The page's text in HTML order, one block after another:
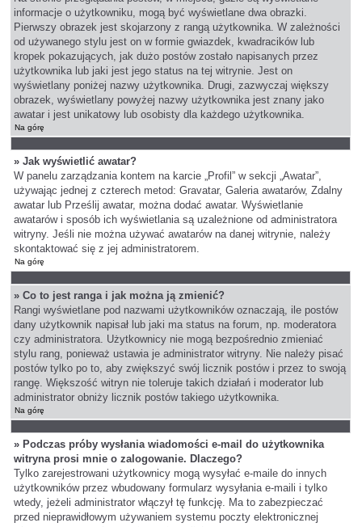
informacje o użytkowniku, mogą być wyświetlane dwa obrazki.
Pierwszy obrazek jest skojarzony z rangą użytkownika. W zależności
od używanego stylu jest on w formie gwiazdek, kwadracików lub
kropek pokazujących, jak dużo postów zostało napisanych przez
użytkownika lub jaki jest jego status na tej witrynie. Jest on
wyświetlany poniżej nazwy użytkownika. Drugi, zazwyczaj większy
obrazek, wyświetlany powyżej nazwy użytkownika jest znany jako
awatar i jest unikatowy lub osobisty dla każdego użytkownika.
Na górę
» Jak wyświetlić awatar?
W panelu zarządzania kontem na karcie „Profil” w sekcji „Awatar”,
używając jednej z czterech metod: Gravatar, Galeria awatarów, Zdalny
awatar lub Prześlij awatar, można dodać awatar. Wyświetlanie
awatarów i sposób ich wyświetlania są uzależnione od administratora
witryny. Jeśli nie można używać awatarów na danej witrynie, należy
skontaktować się z jej administratorem.
Na górę
» Co to jest ranga i jak można ją zmienić?
Rangi wyświetlane pod nazwami użytkowników oznaczają, ile postów
dany użytkownik napisał lub jaki ma status na forum, np. moderatora
czy administratora. Użytkownicy nie mogą bezpośrednio zmieniać
stylu rang, ponieważ ustawia je administrator witryny. Nie należy pisać
postów tylko po to, aby zwiększyć swój licznik postów i przez to swoją
rangę. Większość witryn nie toleruje takich działań i moderator lub
administrator obniży licznik postów takiego użytkownika.
Na górę
» Podczas próby wysłania wiadomości e-mail do użytkownika
witryna prosi mnie o zalogowanie. Dlaczego?
Tylko zarejestrowani użytkownicy mogą wysyłać e-maile do innych
użytkowników przez wbudowany formularz wysyłania e-maili i tylko
wtedy, jeżeli administrator włączył tę funkcję. Ma to zabezpieczać
przed nieprawidłowym używaniem systemu poczty elektronicznej